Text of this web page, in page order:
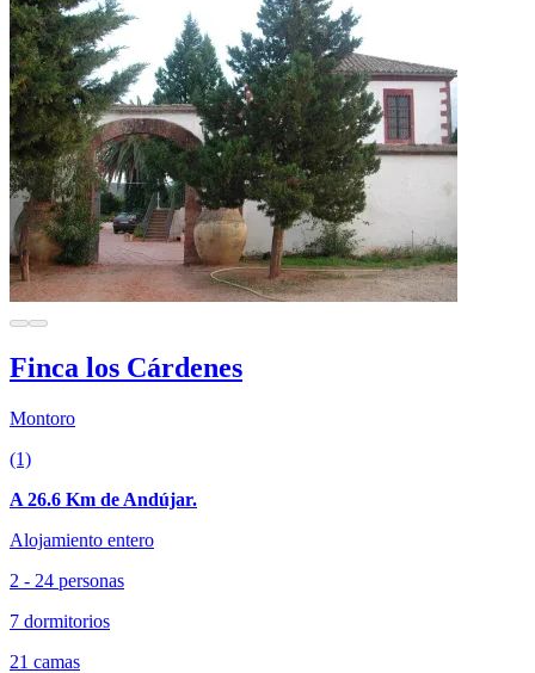
Finca los Cárdenes
Montoro
(1)
A 26.6 Km de Andújar.
Alojamiento entero
2 - 24 personas
7 dormitorios
21 camas